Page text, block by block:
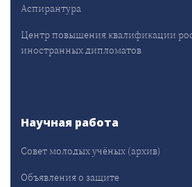
Аспирантура
Центр повышения квалификации
иностранных дипломатов
Научная работа
Совет молодых учёных (архив)
Объявления о защите